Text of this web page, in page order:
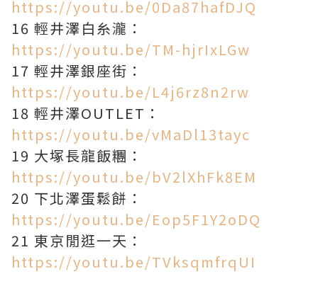
https://youtu.be/0Da87hafDJQ
16 輕井澤白糸瀧：
https://youtu.be/TM-hjrIxLGw
17 輕井澤銀座街：
https://youtu.be/L4j6rz8n2rw
18 輕井澤OUTLET：
https://youtu.be/vMaDl13tayc
19 大塚長龍飯糰：
https://youtu.be/bV2lXhFk8EM
20 下北澤蛋鬆餅：
https://youtu.be/Eop5F1Y2oDQ
21 東京閒逛一天：
https://youtu.be/TVksqmfrqUI